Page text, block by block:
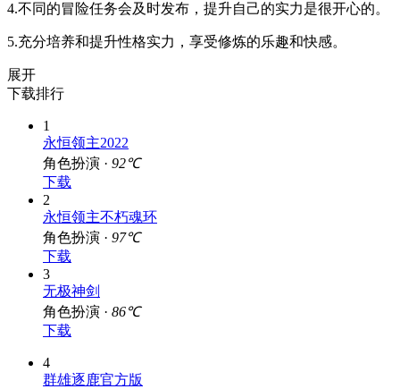
4.不同的冒险任务会及时发布，提升自己的实力是很开心的。
5.充分培养和提升性格实力，享受修炼的乐趣和快感。
展开
下载排行
1
永恒领主2022
角色扮演 · 92℃
下载
2
永恒领主不朽魂环
角色扮演 · 97℃
下载
3
无极神剑
角色扮演 · 86℃
下载
4
群雄逐鹿官方版